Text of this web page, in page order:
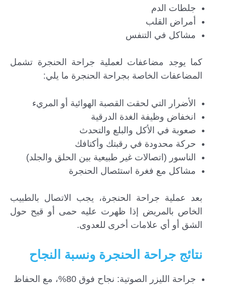
جلطات الدم
أمراض القلب
مشاكل في التنفس
كما يوجد مضاعفات لعملية جراحة الحنجرة تشمل
المضاعفات الخاصة بجراحة الحنجرة ما يلي:
الأضرار التي لحقت القصبة الهوائية أو المريء
انخفاض وظيفة الغدة الدرقية
صعوبة في الأكل والبلع والتحدث
حركة محدودة في رقبتك وأكتافك
الناسور (اتصالات غير طبيعية بين الحلق والجلد)
مشاكل مع فغرة استئصال الحنجرة
بعد عملية جراحة الحنجرة، يجب الاتصال بالطبيب
الخاص بالمريض إذا ظهرت عليه حمى أو قيح حول
الشق أو أي علامات أخرى للعدوى.
نتائج جراحة الحنجرة ونسبة النجاح
جراحة الليزر الصوتية: نجاح فوق 80%، مع الحفاظ